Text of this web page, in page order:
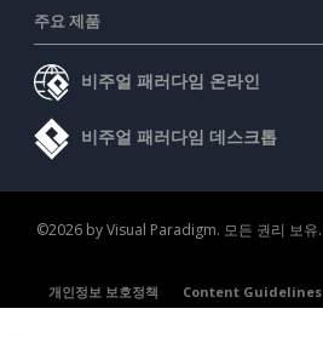
주요 제품
비주얼 패러다임 온라인
비주얼 패러다임 데스크톱
©2026 by Visual Paradigm. 모든 권리 보유.
개인정보 보호정책
Content Guidelines